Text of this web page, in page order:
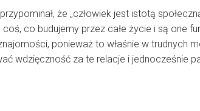
że „człowiek jest istotą
co budujemy przez całe życie i są one
ponieważ to właśnie w trudnych
wdzięczność za te relacje i jednocześnie